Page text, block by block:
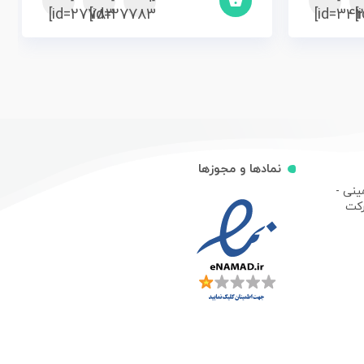
id=27783]id=27783]
-
نمادها و مجوزها